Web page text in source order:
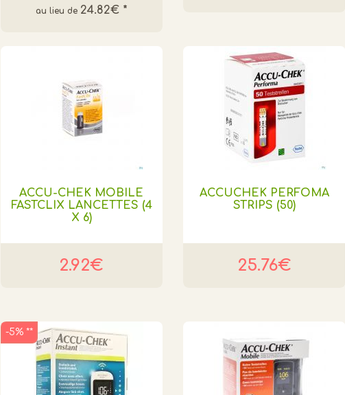
24.82€ *
ACCU-CHEK MOBILE
FASTCLIX LANCETTES (4
X 6)
2.92€
ACCUCHEK PERFOMA
STRIPS (50)
25.76€
-5% **